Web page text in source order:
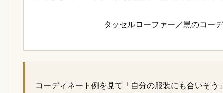
タッセルローファー／黒のコー
コーディネート例を見て「自分の服装にも合いそ